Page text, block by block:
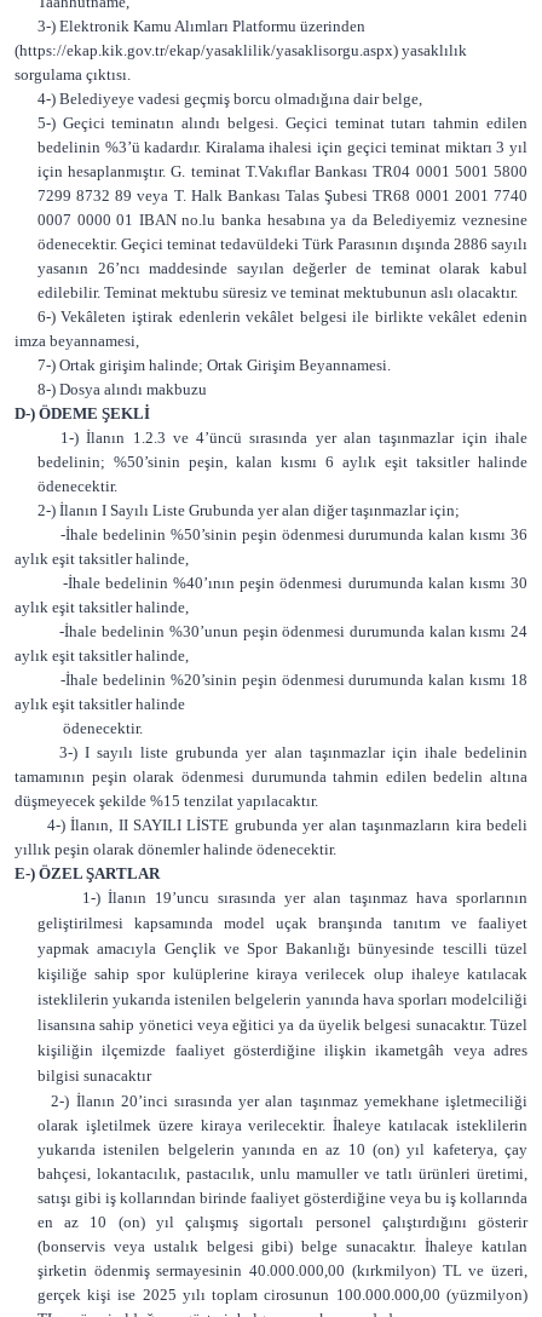
3-) Elektronik Kamu Alımları Platformu üzerinden
(https://ekap.kik.gov.tr/ekap/yasaklilik/yasaklisorgu.aspx) yasaklılık
sorgulama çıktısı.
4-) Belediyeye vadesi geçmiş borcu olmadığına dair belge,
5-) Geçici teminatın alındı belgesi. Geçici teminat tutarı tahmin edilen
bedelinin %3’ü kadardır. Kiralama ihalesi için geçici teminat miktarı 3 yıl
için hesaplanmıştır. G. teminat T.Vakıflar Bankası TR04 0001 5001 5800
7299 8732 89 veya T. Halk Bankası Talas Şubesi TR68 0001 2001 7740
0007 0000 01 IBAN no.lu banka hesabına ya da Belediyemiz veznesine
ödenecektir. Geçici teminat tedavüldeki Türk Parasının dışında 2886 sayılı
yasanın 26’ncı maddesinde sayılan değerler de teminat olarak kabul
edilebilir. Teminat mektubu süresiz ve teminat mektubunun aslı olacaktır.
6-) Vekâleten iştirak edenlerin vekâlet belgesi ile birlikte vekâlet edenin
imza beyannamesi,
7-) Ortak girişim halinde; Ortak Girişim Beyannamesi.
8-) Dosya alındı makbuzu
D-) ÖDEME ŞEKLİ
1-) İlanın 1.2.3 ve 4’üncü sırasında yer alan taşınmazlar için ihale
bedelinin; %50’sinin peşin, kalan kısmı 6 aylık eşit taksitler halinde
ödenecektir.
2-) İlanın I Sayılı Liste Grubunda yer alan diğer taşınmazlar için;
-İhale bedelinin %50’sinin peşin ödenmesi durumunda kalan kısmı 36
aylık eşit taksitler halinde,
-İhale bedelinin %40’ının peşin ödenmesi durumunda kalan kısmı 30
aylık eşit taksitler halinde,
-İhale bedelinin %30’unun peşin ödenmesi durumunda kalan kısmı 24
aylık eşit taksitler halinde,
-İhale bedelinin %20’sinin peşin ödenmesi durumunda kalan kısmı 18
aylık eşit taksitler halinde
ödenecektir.
3-) I sayılı liste grubunda yer alan taşınmazlar için ihale bedelinin
tamamının peşin olarak ödenmesi durumunda tahmin edilen bedelin altına
düşmeyecek şekilde %15 tenzilat yapılacaktır.
4-) İlanın, II SAYILI LİSTE grubunda yer alan taşınmazların kira bedeli
yıllık peşin olarak dönemler halinde ödenecektir.
E-) ÖZEL ŞARTLAR
1-) İlanın 19’uncu sırasında yer alan taşınmaz hava sporlarının
geliştirilmesi kapsamında model uçak branşında tanıtım ve faaliyet
yapmak amacıyla Gençlik ve Spor Bakanlığı bünyesinde tescilli tüzel
kişiliğe sahip spor kulüplerine kiraya verilecek olup ihaleye katılacak
isteklilerin yukarıda istenilen belgelerin yanında hava sporları modelciliği
lisansına sahip yönetici veya eğitici ya da üyelik belgesi sunacaktır. Tüzel
kişiliğin ilçemizde faaliyet gösterdiğine ilişkin ikametgâh veya adres
bilgisi sunacaktır
2-) İlanın 20’inci sırasında yer alan taşınmaz yemekhane işletmeciliği
olarak işletilmek üzere kiraya verilecektir. İhaleye katılacak isteklilerin
yukarıda istenilen belgelerin yanında en az 10 (on) yıl kafeterya, çay
bahçesi, lokantacılık, pastacılık, unlu mamuller ve tatlı ürünleri üretimi,
satışı gibi iş kollarından birinde faaliyet gösterdiğine veya bu iş kollarında
en az 10 (on) yıl çalışmış sigortalı personel çalıştırdığını gösterir
(bonservis veya ustalık belgesi gibi) belge sunacaktır. İhaleye katılan
şirketin ödenmiş sermayesinin 40.000.000,00 (kırkmilyon) TL ve üzeri,
gerçek kişi ise 2025 yılı toplam cirosunun 100.000.000,00 (yüzmilyon)